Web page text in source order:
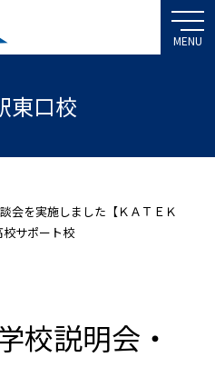
東口校
会を実施しました【ＫＡＴＥＫ
サポート校
校説明会・